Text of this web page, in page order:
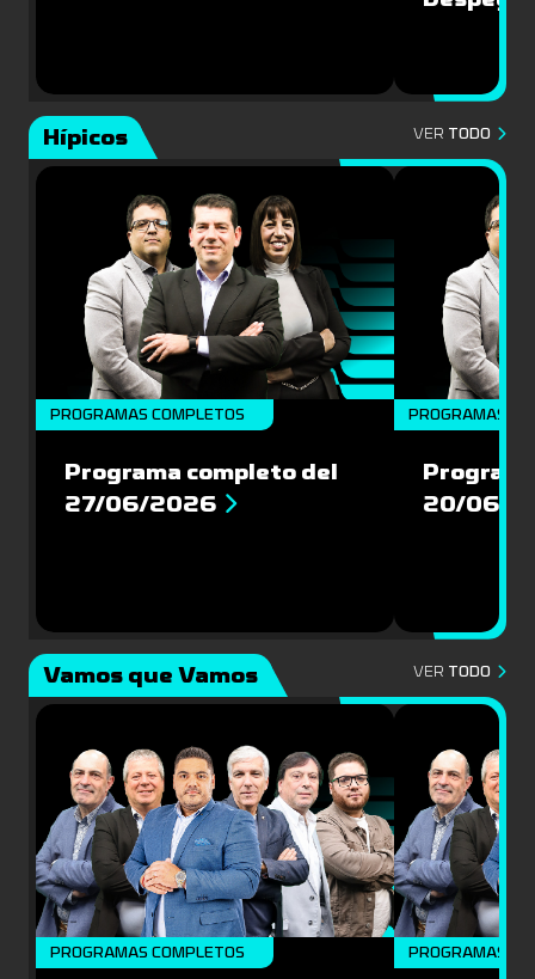
Hípicos VER TODO
PROGRAMAS COMPLETOS
Programa completo del
27/06/2026
PROGRAMAS
20/06/
Vamos que Vamos VER TODO
PROGRAMAS COMPLETOS PROGRAMAS